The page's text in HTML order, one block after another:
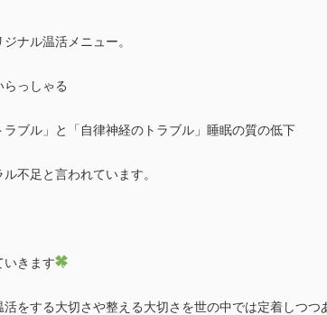
ナル温活メニュー。
っしゃる
ラブル」と「自律神経のトラブル」睡眠の質の低下
不足と言われています。
いきます
をする大切さや整える大切さを世の中では定着しつつ